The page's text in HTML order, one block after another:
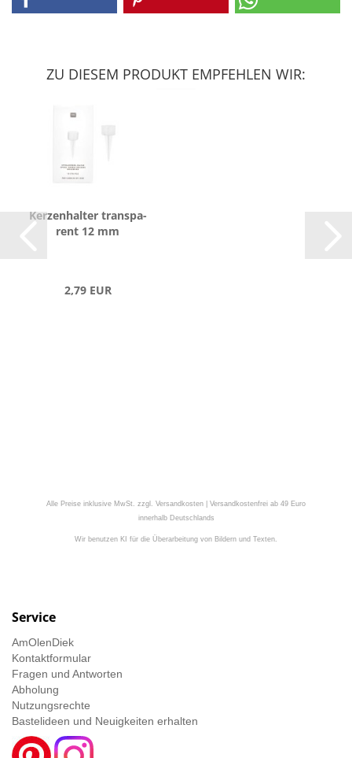
ZU DIESEM PRODUKT EMPFEHLEN WIR:
Ker­zen­hal­ter trans­pa­
rent 12 mm
2,79 EUR
Alle Preise inklusive MwSt. zzgl. Versandkosten | Versandkostenfrei ab 49 Euro
innerhalb Deutschlands
Wir benutzen KI für die Überarbeitung von Bildern und Texten.
Service
AmOlenDiek
Kontaktformular
Fragen und Antworten
Abholung
Nutzungsrechte
Bastelideen und Neuigkeiten erhalten